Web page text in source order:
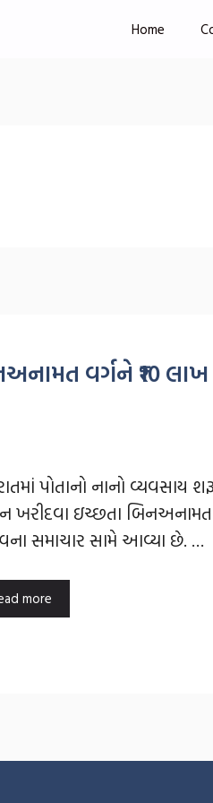
Home
વર્ગને ₹10
પોતાનો નાનો વ્યવસાય
ખરીદવા ઇચ્છતા બિનઅનામત
સમાચાર સામે આવ્યા છે. …
more